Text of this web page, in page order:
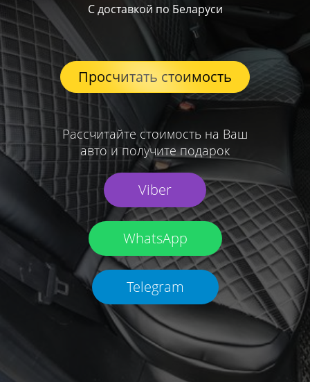
С доставкой по Беларуси
Просчитать стоимость
Рассчитайте стоимость на Ваш
авто и получите подарок
Viber
WhatsApp
Telegram